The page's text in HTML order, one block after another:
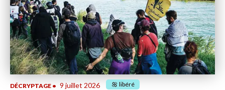
DÉCRYPTAGE • 9 juillet 2026 libéré